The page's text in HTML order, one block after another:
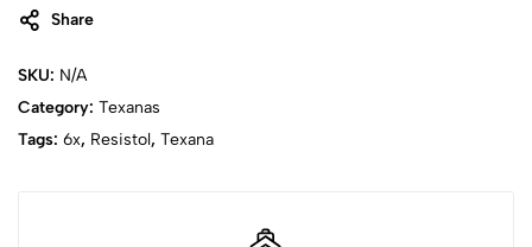
Share
SKU: N/A
Category: Texanas
Tags: 6x, Resistol, Texana